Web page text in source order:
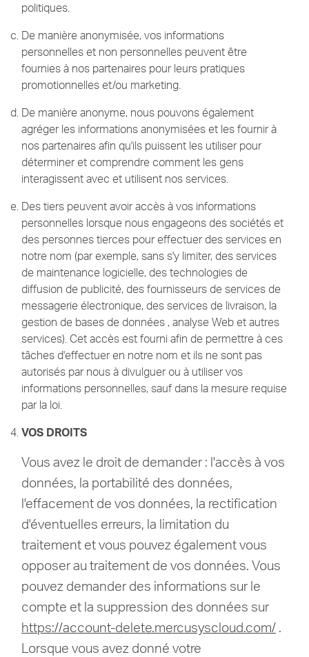
politiques.
De manière anonymisée, vos informations
personnelles et non personnelles peuvent être
fournies à nos partenaires pour leurs pratiques
promotionnelles et/ou marketing.
De manière anonyme, nous pouvons également
agréger les informations anonymisées et les fournir à
nos partenaires afin qu'ils puissent les utiliser pour
déterminer et comprendre comment les gens
interagissent avec et utilisent nos services.
Des tiers peuvent avoir accès à vos informations
personnelles lorsque nous engageons des sociétés et
des personnes tierces pour effectuer des services en
notre nom (par exemple, sans s'y limiter, des services
de maintenance logicielle, des technologies de
diffusion de publicité, des fournisseurs de services de
messagerie électronique, des services de livraison, la
gestion de bases de données , analyse Web et autres
services). Cet accès est fourni afin de permettre à ces
tâches d'effectuer en notre nom et ils ne sont pas
autorisés par nous à divulguer ou à utiliser vos
informations personnelles, sauf dans la mesure requise
par la loi.
VOS DROITS
Vous avez le droit de demander : l'accès à vos
données, la portabilité des données,
l'effacement de vos données, la rectification
d'éventuelles erreurs, la limitation du
traitement et vous pouvez également vous
opposer au traitement de vos données.Vous
pouvez demander des informations sur le
compte et la suppression des données sur
https://account-delete.mercusyscloud.com/ .
Lorsque vous avez donné votre